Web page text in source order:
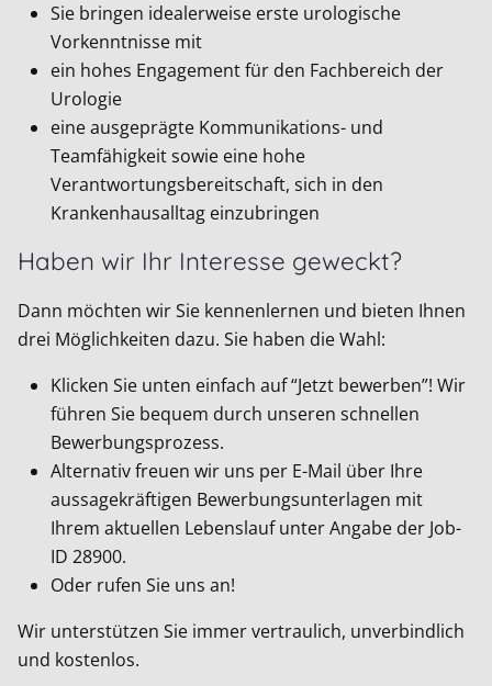
Sie bringen idealerweise erste urologische
Vorkenntnisse mit
ein hohes Engagement für den Fachbereich der
Urologie
eine ausgeprägte Kommunikations- und
Teamfähigkeit sowie eine hohe
Verantwortungsbereitschaft, sich in den
Krankenhausalltag einzubringen
Haben wir Ihr Interesse geweckt?
Dann möchten wir Sie kennenlernen und bieten Ihnen
drei Möglichkeiten dazu. Sie haben die Wahl:
Klicken Sie unten einfach auf “Jetzt bewerben”! Wir
führen Sie bequem durch unseren schnellen
Bewerbungsprozess.
Alternativ freuen wir uns per E-Mail über Ihre
aussagekräftigen Bewerbungsunterlagen mit
Ihrem aktuellen Lebenslauf unter Angabe der Job-
ID 28900.
Oder rufen Sie uns an!
Wir unterstützen Sie immer vertraulich, unverbindlich
und kostenlos.